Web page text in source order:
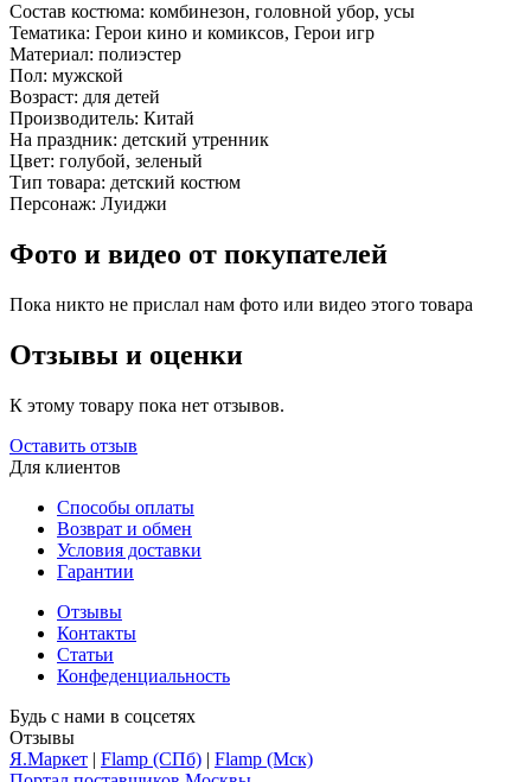
Состав костюма: комбинезон, головной убор, усы
Тематика: Герои кино и комиксов, Герои игр
Материал: полиэстер
Пол: мужской
Возраст: для детей
Производитель: Китай
На праздник: детский утренник
Цвет: голубой, зеленый
Тип товара: детский костюм
Персонаж: Луиджи
Фото и видео от покупателей
Пока никто не прислал нам фото или видео этого товара
Отзывы и оценки
К этому товару пока нет отзывов.
Оставить отзыв
Для клиентов
Способы оплаты
Возврат и обмен
Условия доставки
Гарантии
Отзывы
Контакты
Статьи
Конфеденциальность
Будь с нами в соцсетях
Отзывы
Я.Маркет | Flamp (СПб) | Flamp (Мск)